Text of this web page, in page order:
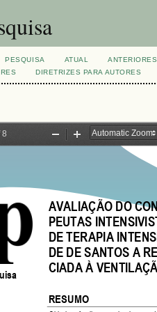
PESQUISA ATUAL ANTERIORES
DIRETRIZES PARA AUTORES